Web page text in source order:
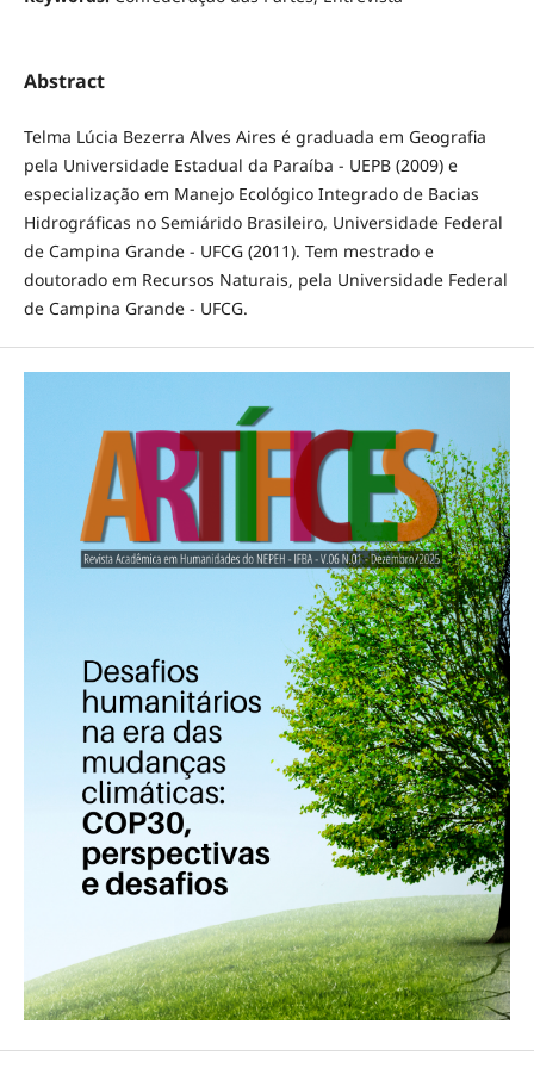
Abstract
Telma Lúcia Bezerra Alves Aires é graduada em Geografia
pela Universidade Estadual da Paraíba - UEPB (2009) e
especialização em Manejo Ecológico Integrado de Bacias
Hidrográficas no Semiárido Brasileiro, Universidade Federal
de Campina Grande - UFCG (2011). Tem mestrado e
doutorado em Recursos Naturais, pela Universidade Federal
de Campina Grande - UFCG.